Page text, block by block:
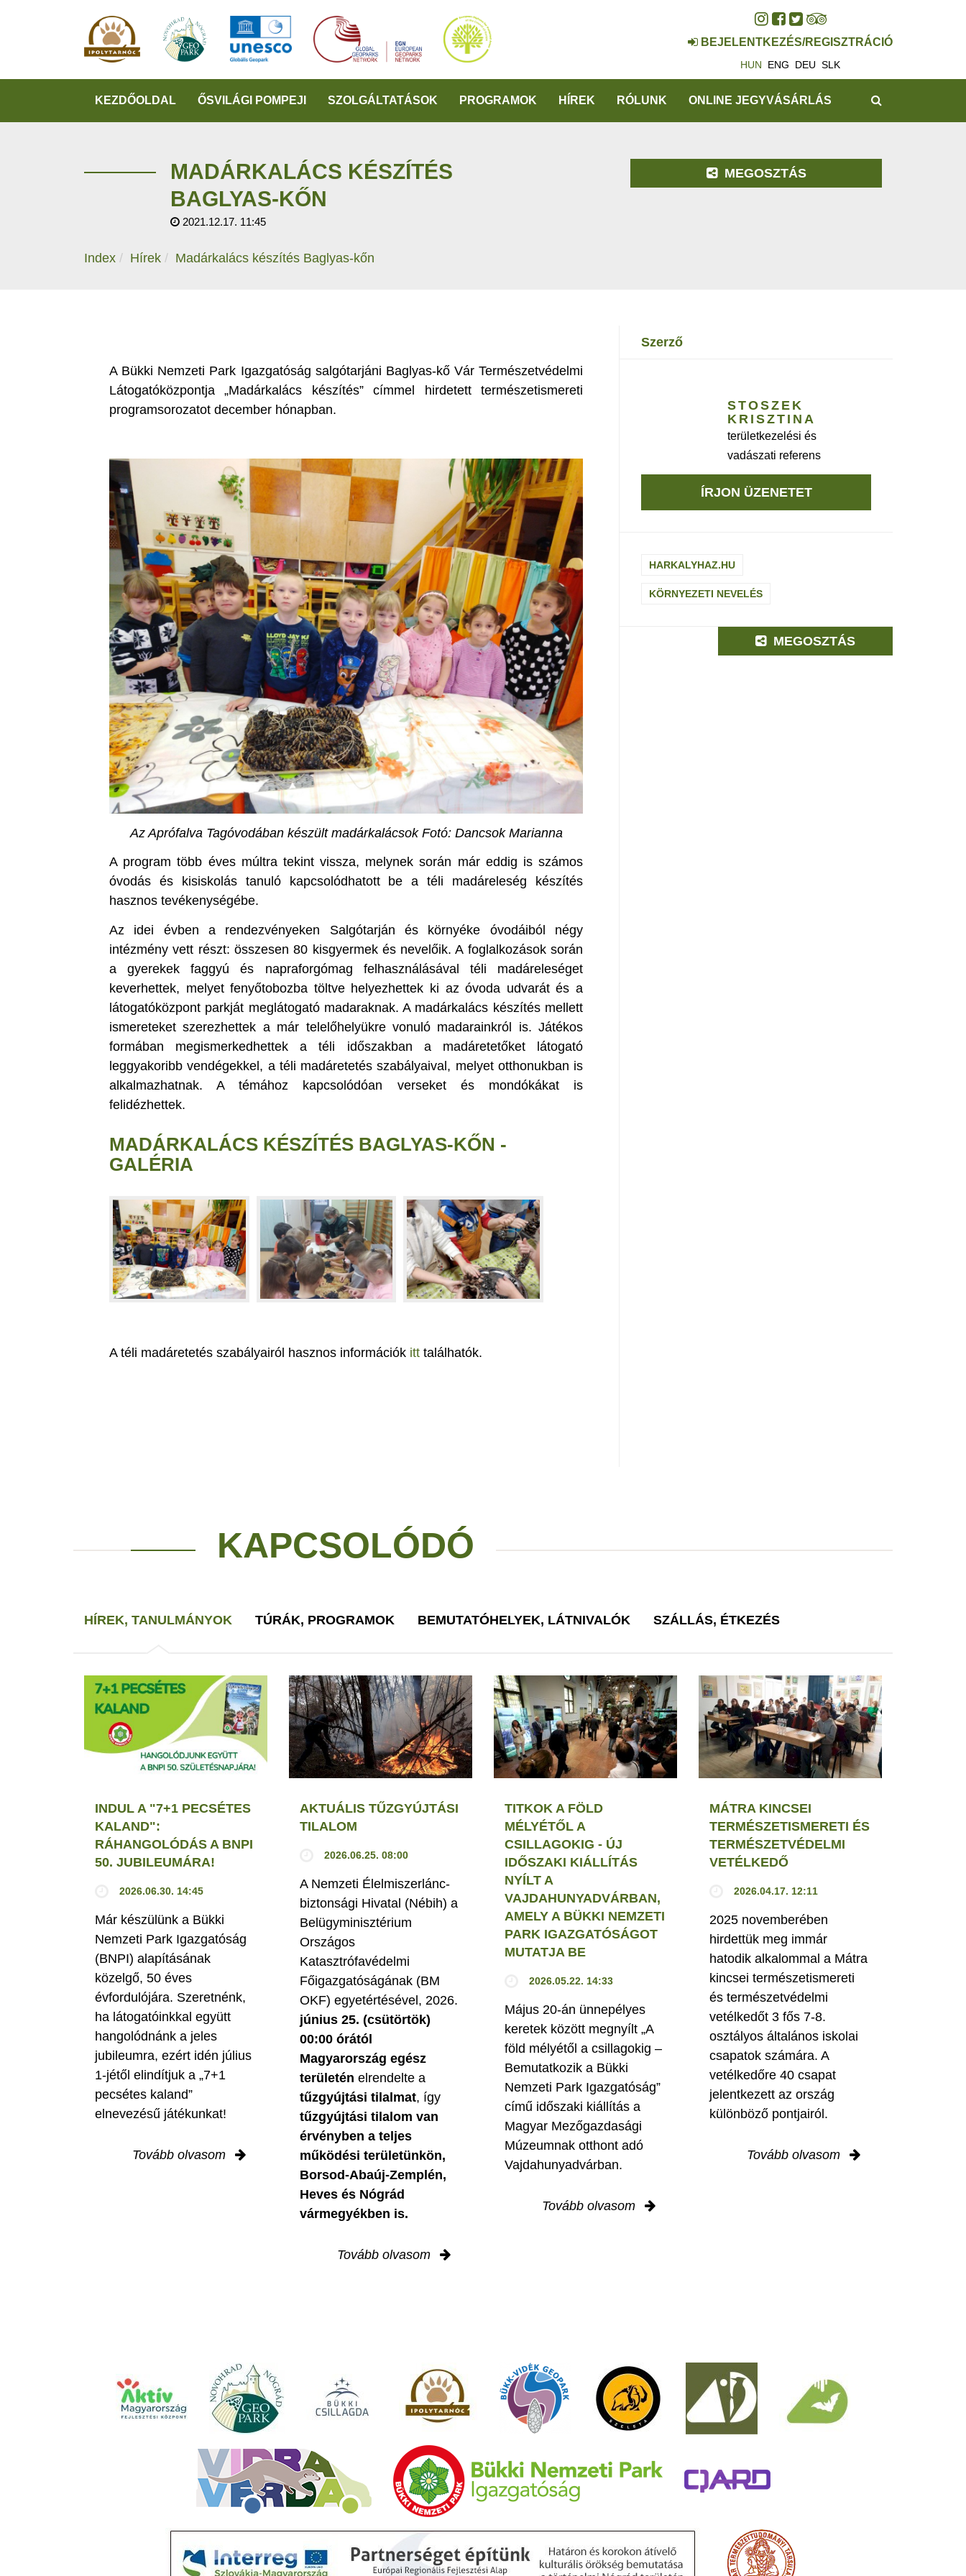
BEJELENTKEZÉS/REGISZTRÁCIÓ
HUN ENG DEU SLK
KEZDŐOLDAL ŐSVILÁGI POMPEJI SZOLGÁLTATÁSOK PROGRAMOK HÍREK RÓLUNK ONLINE JEGYVÁSÁRLÁS
MADÁRKALÁCS KÉSZÍTÉS
BAGLYAS-KŐN
2021.12.17. 11:45
Index Hírek Madárkalács készítés Baglyas-kőn
MEGOSZTÁS
A Bükki Nemzeti Park Igazgatóság salgótarjáni Baglyas-kő Vár Természetvédelmi
Látogatóközpontja „Madárkalács készítés” címmel hirdetett természetismereti
programsorozatot december hónapban.
Az Aprófalva Tagóvodában készült madárkalácsok Fotó: Dancsok Marianna
A program több éves múltra tekint vissza, melynek során már eddig is számos
óvodás és kisiskolás tanuló kapcsolódhatott be a téli madáreleség készítés
hasznos tevékenységébe.
Az idei évben a rendezvényeken Salgótarján és környéke óvodáiból négy
intézmény vett részt: összesen 80 kisgyermek és nevelőik. A foglalkozások során
a gyerekek faggyú és napraforgómag felhasználásával téli madáreleséget
keverhettek, melyet fenyőtobozba töltve helyezhettek ki az óvoda udvarát és a
látogatóközpont parkját meglátogató madaraknak. A madárkalács készítés mellett
ismereteket szerezhettek a már telelőhelyükre vonuló madarainkról is. Játékos
formában megismerkedhettek a téli időszakban a madáretetőket látogató
leggyakoribb vendégekkel, a téli madáretetés szabályaival, melyet otthonukban is
alkalmazhatnak. A témához kapcsolódóan verseket és mondókákat is
felidézhettek.
MADÁRKALÁCS KÉSZÍTÉS BAGLYAS-KŐN -
GALÉRIA
A téli madáretetés szabályairól hasznos információk itt találhatók.
szerző
STOSZEK
KRISZTINA
területkezelési és
vadászati referens
ÍRJON ÜZENETET
HARKALYHAZ.HU
KÖRNYEZETI NEVELÉS
MEGOSZTÁS
KAPCSOLÓDÓ
HÍREK, TANULMÁNYOK TÚRÁK, PROGRAMOK BEMUTATÓHELYEK, LÁTNIVALÓK SZÁLLÁS, ÉTKEZÉS
INDUL A "7+1 PECSÉTES
KALAND":
RÁHANGOLÓDÁS A BNPI
50. JUBILEUMÁRA!
2026.06.30. 14:45
Már készülünk a Bükki
Nemzeti Park Igazgatóság
(BNPI) alapításának
közelgő, 50 éves
évfordulójára. Szeretnénk,
ha látogatóinkkal együtt
hangolódnánk a jeles
jubileumra, ezért idén július
1-jétől elindítjuk a „7+1
pecsétes kaland”
elnevezésű játékunkat!
Tovább olvasom
AKTUÁLIS TŰZGYÚJTÁSI
TILALOM
2026.06.25. 08:00
A Nemzeti Élelmiszerlánc-
biztonsági Hivatal (Nébih) a
Belügyminisztérium
Országos
Katasztrófavédelmi
Főigazgatóságának (BM
OKF) egyetértésével, 2026.
június 25. (csütörtök)
00:00 órától
Magyarország egész
területén elrendelte a
tűzgyújtási tilalmat, így
tűzgyújtási tilalom van
érvényben a teljes
működési területünkön,
Borsod-Abaúj-Zemplén,
Heves és Nógrád
vármegyékben is.
Tovább olvasom
TITKOK A FÖLD
MÉLYÉTŐL A
CSILLAGOKIG - ÚJ
IDŐSZAKI KIÁLLÍTÁS
NYÍLT A
VAJDAHUNYADVÁRBAN,
AMELY A BÜKKI NEMZETI
PARK IGAZGATÓSÁGOT
MUTATJA BE
2026.05.22. 14:33
Május 20-án ünnepélyes
keretek között megnyílt „A
föld mélyétől a csillagokig –
Bemutatkozik a Bükki
Nemzeti Park Igazgatóság”
című időszaki kiállítás a
Magyar Mezőgazdasági
Múzeumnak otthont adó
Vajdahunyadvárban.
Tovább olvasom
MÁTRA KINCSEI
TERMÉSZETISMERETI ÉS
TERMÉSZETVÉDELMI
VETÉLKEDŐ
2026.04.17. 12:11
2025 novemberében
hirdettük meg immár
hatodik alkalommal a Mátra
kincsei természetismereti
és természetvédelmi
vetélkedőt 3 fős 7-8.
osztályos általános iskolai
csapatok számára. A
vetélkedőre 40 csapat
jelentkezett az ország
különböző pontjairól.
Tovább olvasom